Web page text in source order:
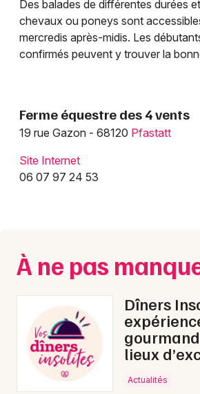
Clubs sportifs dans le Grand Est
Newsletter des sorties
Artistes en tournée
Actus tourisme & loisirs
Restaurants
Des balades de différentes durées
chevaux ou poneys sont
mercredis après-midis. Les
confirmés peuvent y trouver la
Ferme équestre des 4 vents
19 rue Gazon - 68120 Pfastatt
Site Internet
06 07 97 24 53
À ne pas
Dîners
lieux
Actualités